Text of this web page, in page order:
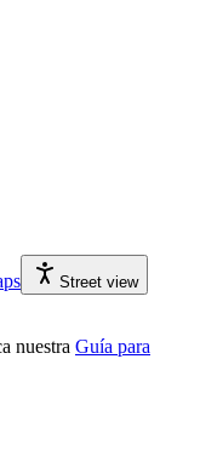
Street view
nuestra Guía para